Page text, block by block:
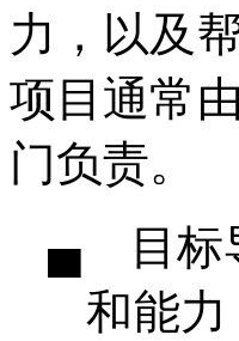
力，以及
项目通常
门负责。
▄ 目标
和能